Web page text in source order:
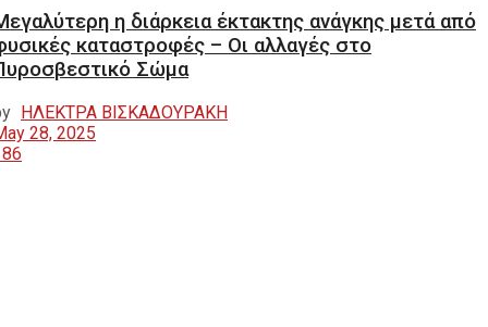
η διάρκεια έκτακτης ανάγκης μετά από
καταστροφές – Οι αλλαγές στο
Σώμα
ΗΛΕΚΤΡΑ ΒΙΣΚΑΔΟΥΡΑΚΗ
28, 2025